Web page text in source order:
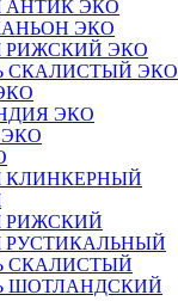
АНТИК ЭКО
ЭКО
РИЖСКИЙ ЭКО
СКАЛИСТЫЙ ЭКО
ЭКО
КЛИНКЕРНЫЙ
РИЖСКИЙ
РУСТИКАЛЬНЫЙ
СКАЛИСТЫЙ
ШОТЛАНДСКИЙ